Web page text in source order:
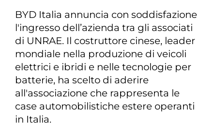
BYD Italia annuncia con soddisfazione
l'ingresso dell’azienda tra gli associati
di UNRAE. Il costruttore cinese, leader
mondiale nella produzione di veicoli
elettrici e ibridi e nelle tecnologie per
batterie, ha scelto di aderire
all'associazione che rappresenta le
case automobilistiche estere operanti
in Italia.